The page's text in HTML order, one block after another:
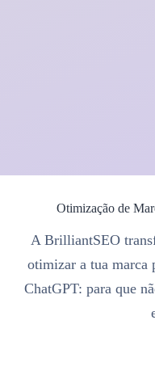
Otimização de
A BrilliantSEO
otimizar a tua marca
ChatGPT: para que